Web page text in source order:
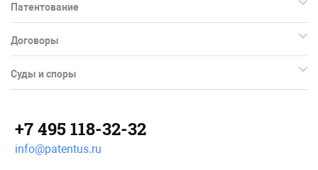
Патентование
Договоры
Суды и споры
+7 495 118-32-32
info@patentus.ru